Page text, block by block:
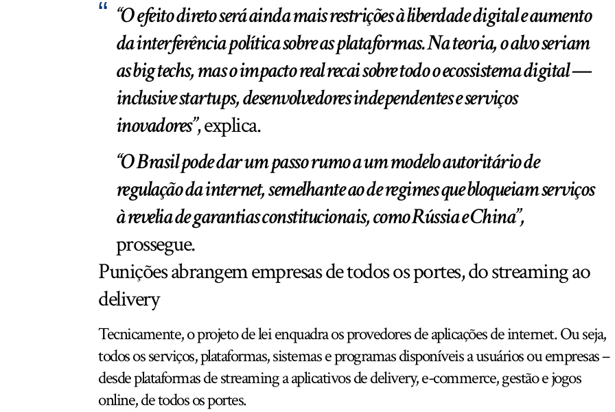
“O efeito direto será ainda mais restrições à liberdade digital e aumento
da interferência política sobre as plataformas. Na teoria, o alvo seriam
as big techs, mas o impacto real recai sobre todo o ecossistema digital —
inclusive startups, desenvolvedores independentes e serviços
inovadores”, explica.
“O Brasil pode dar um passo rumo a um modelo autoritário de
regulação da internet, semelhante ao de regimes que bloqueiam serviços
à revelia de garantias constitucionais, como Rússia e China”,
prossegue.
Punições abrangem empresas de todos os portes, do streaming ao
delivery
Tecnicamente, o projeto de lei enquadra os provedores de aplicações de internet. Ou seja,
todos os serviços, plataformas, sistemas e programas disponíveis a usuários ou empresas –
desde plataformas de streaming a aplicativos de delivery, e-commerce, gestão e jogos
online, de todos os portes.